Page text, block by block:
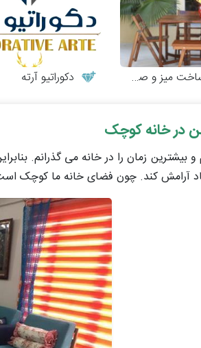
و صندلی چوبی دکوراتیو آرته
در خانه کوچک
بیشترین زمان را در خانه می گذرانم.
آرامش کند. چون فضای خانه ما کوچک